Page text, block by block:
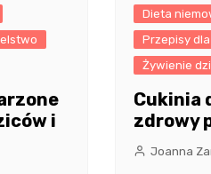
i
Dieta
Przepisy
Żywienie
Cukinia
zdrowy
Joanna